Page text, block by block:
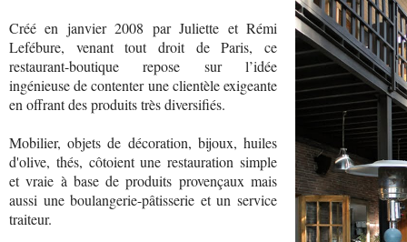
Créé en janvier 2008 par Juliette et Rémi
Lefébure, venant tout droit de Paris, ce
restaurant-boutique repose sur l’idée
ingénieuse de contenter une clientèle exigeante
en offrant des produits très diversifiés.
Mobilier, objets de décoration, bijoux, huiles
d'olive, thés, côtoient une restauration simple
et vraie à base de produits provençaux mais
aussi une boulangerie-pâtisserie et un service
traiteur.